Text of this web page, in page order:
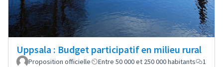
Uppsala : Budget participatif en milieu rural
Proposition officielle Entre 50 000 et 250 000 habitants
1